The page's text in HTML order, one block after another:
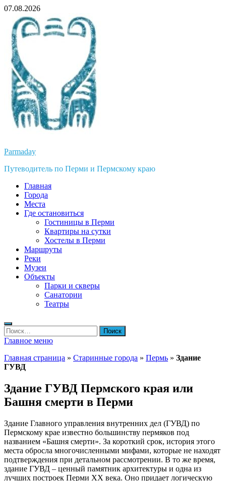
Перейти
содержимому
07.08.2026
Parmaday
Путеводитель по Перми и Пермскому краю
Главная
Города
Места
Где остановиться
Гостиницы в Перми
Квартиры на сутки
Хостелы в Перми
Маршруты
Реки
Музеи
Объекты
Парки и скверы
Санатории
Театры
Найти:
Главное меню
Главная страница » Старинные города » Пермь » Здание
ГУВД
Здание ГУВД Пермского края или
Башня смерти в Перми
Здание Главного управления внутренних дел (ГУВД) по
Пермскому крае известно большинству пермяков под
названием «Башня смерти». За короткий срок, история этого
места обросла многочисленными мифами, которые не находят
подтверждения при детальном рассмотрении. В то же время,
здание ГУВД – ценный памятник архитектуры и одна из
лучших построек Перми XX века. Оно придает логическую